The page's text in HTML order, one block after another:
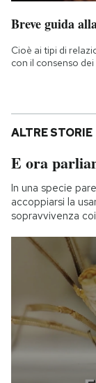
Breve guida
Cioè ai tipi di
con il consenso
ALTRE STORIE
E ora
In una specie
accoppiarsi la
sopravvivenza